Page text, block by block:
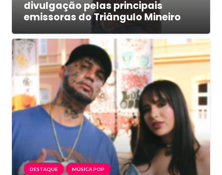
divulgação pelas principais
emissoras do Triângulo Mineiro
DESTAQUE MÚSICA POP